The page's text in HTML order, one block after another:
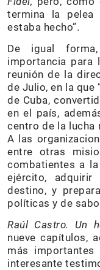
termina la pelea
estaba hecho”.
De igual
importancia para
reunión de la
de Julio, en la que
de Cuba,
en el país,
centro de la lucha
A las
entre otras
combatientes a
ejército,
destino, y
políticas y de
Raúl Castro. Un
nueve capítulos,
más
interesante